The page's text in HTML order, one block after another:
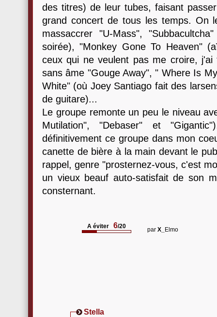
des titres) de leur tubes, faisant
grand concert de tous les temps. On
massaccrer "U-Mass",
soirée), "Monkey Gone To Heaven"
ceux qui ne veulent pas me croire,
sans âme "Gouge Away", " Where Is
White" (où Joey Santiago fait des
de guitare)...
Le groupe remonte un peu le niveau
Mutilation", "Debaser" et
définitivement ce groupe dans mon
canette de bière à la main devant le
rappel, genre "prosternez-vous, c'est
un vieux beauf auto-satisfait de son
consternant.
A éviter 6/20 par X_ Elmo
Stella